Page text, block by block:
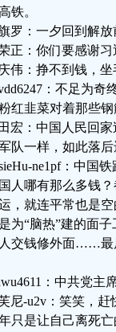
铁。
罗：一夕回到解
正：你们要感谢
伟：挣不到钱，
：不足为奇
红韭菜对着那些
宏：中国人民回
队一样，如此落
ne1pf：中国
人哪有那么多钱
，就连平常也是
为“脑热”建的面
交钱修外面……最
：中共党主
尼-u2v：笑笑，
只是让自己离死